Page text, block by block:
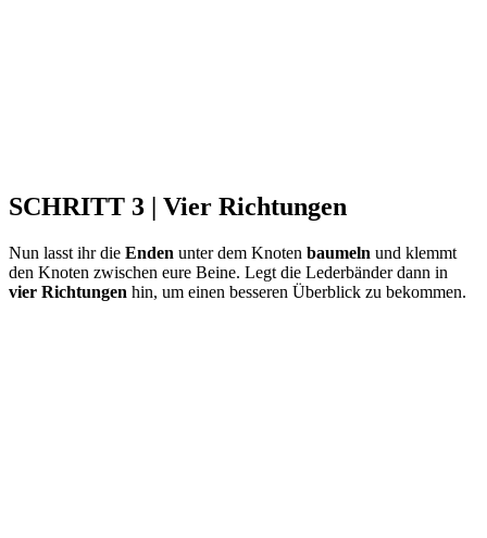
SCHRITT 3 | Vier Richtungen
Nun lasst ihr die Enden unter dem Knoten baumeln und klemmt
den Knoten zwischen eure Beine. Legt die Lederbänder dann in
vier Richtungen hin, um einen besseren Überblick zu bekommen.